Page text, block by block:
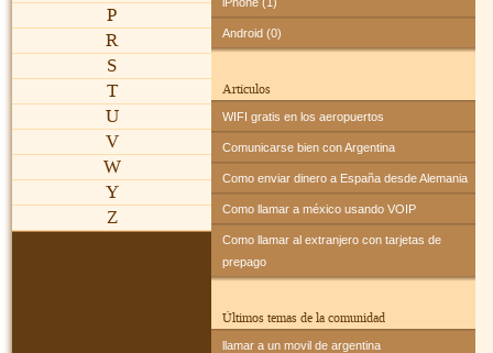
P
R
S
T
U
V
W
Y
Z
Android (0)
Artículos
WIFI gratis en los aeropuertos
Comunicarse bien con Argentina
Como enviar dinero a España desde Alemania
Como llamar a méxico usando VOIP
Como llamar al extranjero con tarjetas de
prepago
Últimos temas de la comunidad
llamar a un movil de argentina